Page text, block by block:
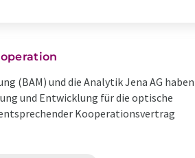
(BAM) und die Analytik Jena AG haben
und Entwicklung für die optische
Kooperationsvertrag